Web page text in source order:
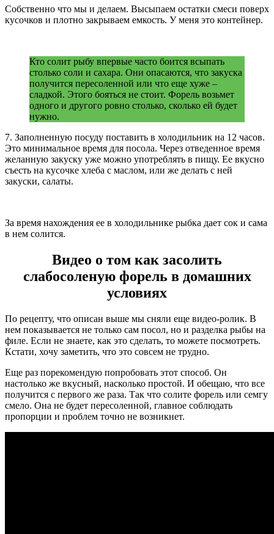
Собственно что мы и делаем. Высыпаем остатки смеси поверх
кусочков и плотно закрываем емкость. У меня это контейнер.
Кто солит рыбу впервые часто боится всыпать
столько соли и сахара. Они опасаются, что закуска
получится пересоленной или что еще хуже –
сладкой. Этого бояться не стоит. Форель возьмет
одного и другого ровно столько, сколько ей будет
нужно.
7. Заполненную посуду поставить в холодильник на 12 часов.
Это минимальное время для посола. Через отведенное время
желанную закуску уже можно употреблять в пищу. Ее вкусно
съесть на кусочке хлеба с маслом, или же делать с ней
закуски, салаты.
За время нахождения ее в холодильнике рыбка дает сок и сама
в нем солится.
Видео о том как засолить
слабосоленую форель в домашних
условиях
По рецепту, что описан выше мы сняли еще видео-ролик. В
нем показывается не только сам посол, но и разделка рыбы на
филе. Если не знаете, как это сделать, то можете посмотреть.
Кстати, хочу заметить, что это совсем не трудно.
Еще раз порекомендую попробовать этот способ. Он
настолько же вкусный, насколько простой. И обещаю, что все
получится с первого же раза. Так что солите форель или семгу
смело. Она не будет пересоленной, главное соблюдать
пропорции и проблем точно не возникнет.